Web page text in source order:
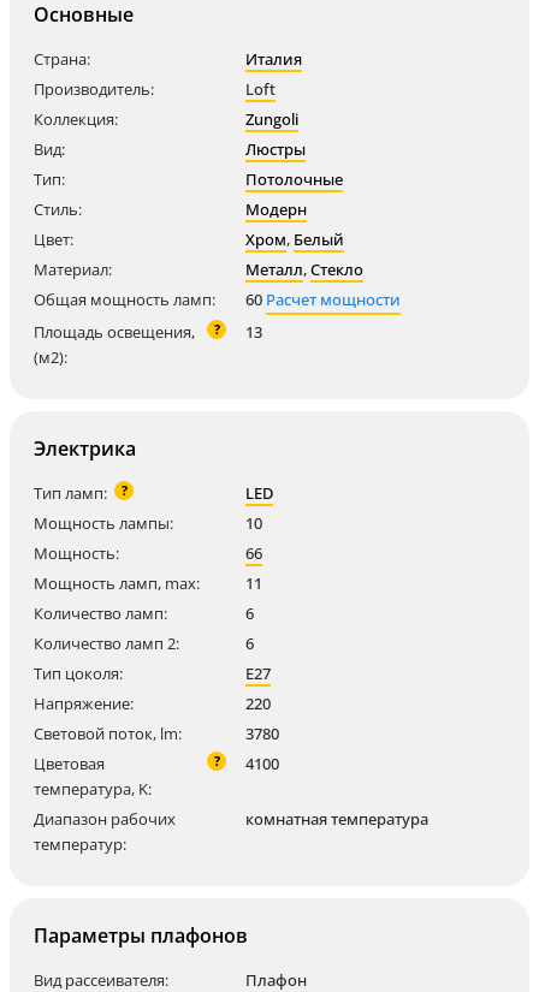
Основные
Страна:
Италия
Производитель:
Loft
Коллекция:
Zungoli
Вид:
Люстры
Тип:
Потолочные
Стиль:
Модерн
Цвет:
Хром, Белый
Материал:
Металл,Стекло
Общая мощность ламп:
60 Расчет мощности
Площадь освещения,
(м2):
? 13
Электрика
Тип ламп: ?
LED
Мощность лампы:
10
Мощность:
66
Мощность ламп, max:
11
Количество ламп:
6
Количество ламп 2:
6
Тип цоколя:
E27
Напряжение:
220
Световой поток, lm:
3780
Цветовая
температура, K:
? 4100
Диапазон рабочих
температур:
комнатная температура
Параметры плафонов
Вид рассеивателя:
Плафон